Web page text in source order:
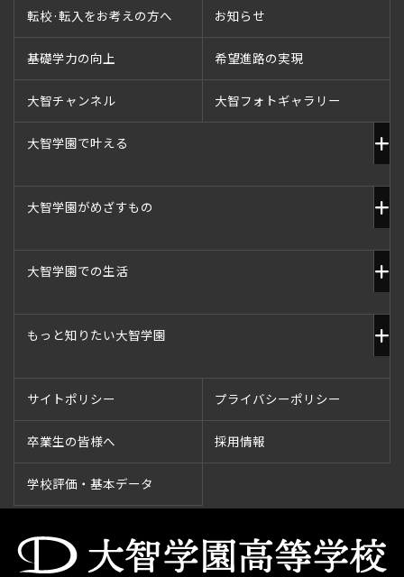
転校·転入をお考えの方へ お知らせ
基礎学力の向上 希望進路の実現
大智チャンネル 大智フォトギャラリー
大智学園で叶える
大智学園がめざすもの
大智学園での生活
もっと知りたい大智学園
サイトポリシー プライバシーポリシー
卒業生の皆様へ 採用情報
学校評価・基本データ